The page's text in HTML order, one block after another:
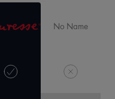
No Name